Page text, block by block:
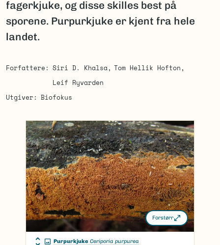
fagerkjuke, og disse skilles best på
sporene. Purpurkjuke er kjent fra hele
landet.
Forfattere Siri D. Khalsa
Tom Hellik Hofton
Leif Ryvarden
Utgiver
Biofokus
Forstørr
Purpurkjuke Ceriporia purpurea